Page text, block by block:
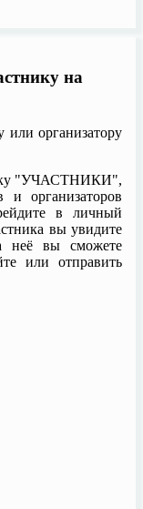
на
организатору
"УЧАСТНИКИ",
и организаторов
в личный
вы увидите
вы сможете
или отправить